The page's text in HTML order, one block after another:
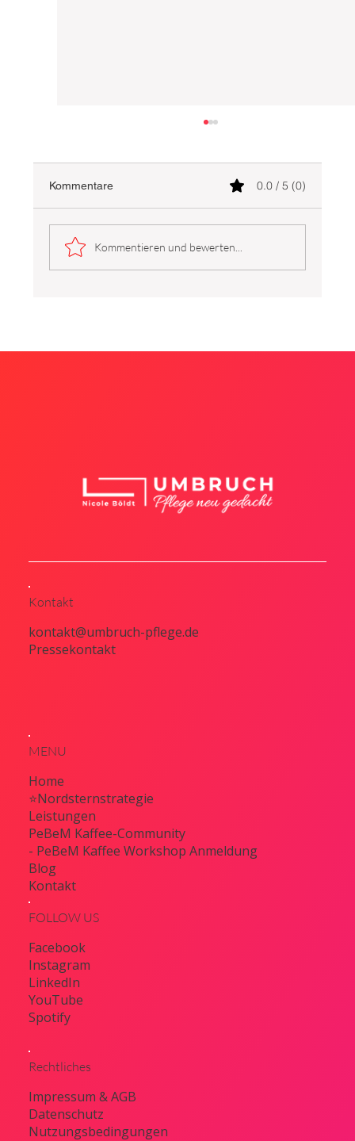
Kommentare 0.0 / 5 (0)
Kommentieren und bewerten...
Kontakt
kontakt@umbruch-pflege.de
Pressekontakt
MENU
Home
⭐Nordsternstrategie
Leistungen
PeBeM Kaffee-Community
- PeBeM Kaffee Workshop Anmeldung
Blog
Kontakt
FOLLOW US
Facebook
Instagram
LinkedIn
YouTube
Spotify
Rechtliches
Impressum & AGB
Datenschutz
Nutzungsbedingungen